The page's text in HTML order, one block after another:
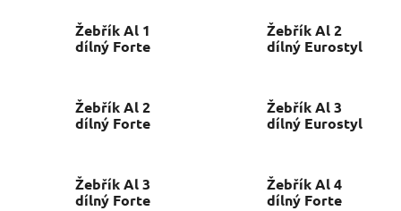
Žebřík Al 1
dílný Forte
Žebřík Al 2
dílný Eurostyl
Žebřík Al 2
dílný Forte
Žebřík Al 3
dílný Eurostyl
Žebřík Al 3
dílný Forte
Žebřík Al 4
dílný Forte